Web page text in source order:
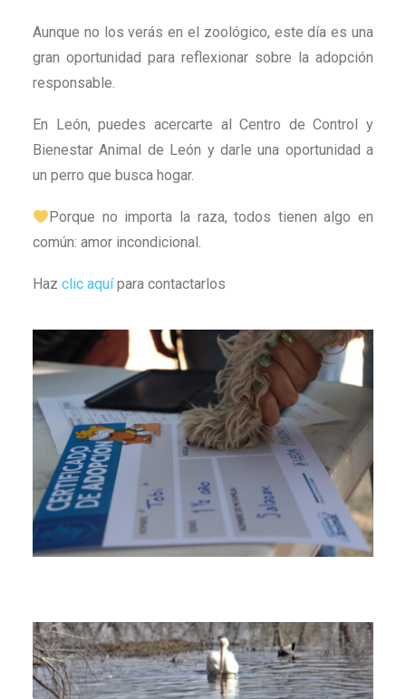
Aunque no los verás en el zoológico, este día es una
gran oportunidad para reflexionar sobre la adopción
responsable.
En León, puedes acercarte al Centro de Control y
Bienestar Animal de León y darle una oportunidad a
un perro que busca hogar.
Porque no importa la raza, todos tienen algo en
común: amor incondicional.
Haz clic aquípara contactarlos